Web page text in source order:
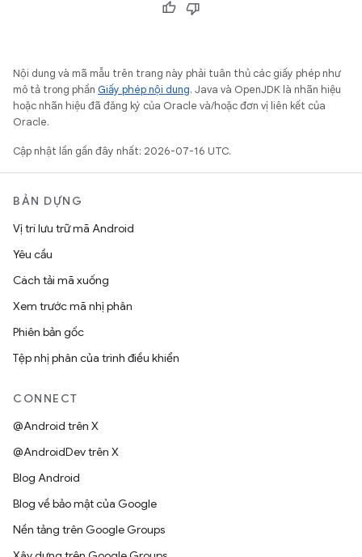
Nội dung và mã mẫu trên trang này phải tuân thủ các giấy phép như
mô tả trong phần Giấy phép nội dung. Java và OpenJDK là nhãn hiệu
hoặc nhãn hiệu đã đăng ký của Oracle và/hoặc đơn vị liên kết của
Oracle.
Cập nhật lần gần đây nhất: 2026-07-16 UTC.
BẢN DỰNG
Vị trí lưu trữ mã Android
Yêu cầu
Cách tải mã xuống
Xem trước mã nhị phân
Phiên bản gốc
Tệp nhị phân của trình điều khiển
CONNECT
@Android trên X
@AndroidDev trên X
Blog Android
Blog về bảo mật của Google
Nền tảng trên Google Groups